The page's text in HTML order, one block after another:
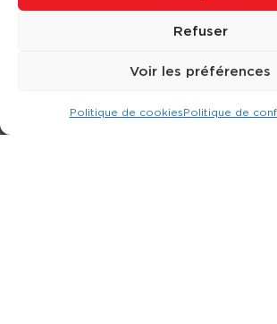
Refuser
Voir les préférences
Politique de cookiesPolitique de